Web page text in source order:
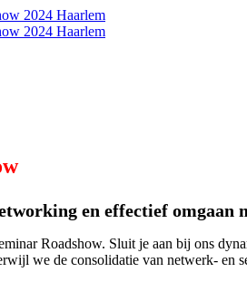
en effectief omgaan
Roadshow. Sluit je aan bij ons
we de consolidatie van netwerk- en